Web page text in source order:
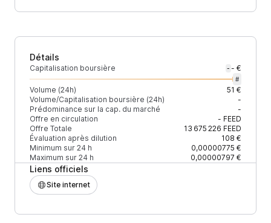
Détails
Capitalisation boursière - - €
#
Volume (24h)
51 €
Volume/Capitalisation boursière (24h)
-
Prédominance sur la cap. du marché
-
Offre en circulation
- FEED
Offre Totale
13 675 226 FEED
Évaluation après dilution
108 €
Minimum sur 24 h
0,00000775 €
Maximum sur 24 h
0,00000797 €
Liens officiels
Site internet